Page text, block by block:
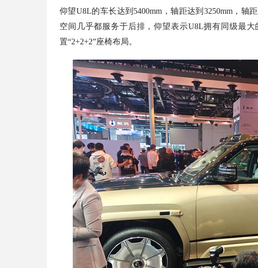
仰望U8L的车长达到5400mm，轴距达到3250mm，轴
空间几乎都服务于后排，仰望表示U8L拥有同级最
置“2+2+2”座椅布局。